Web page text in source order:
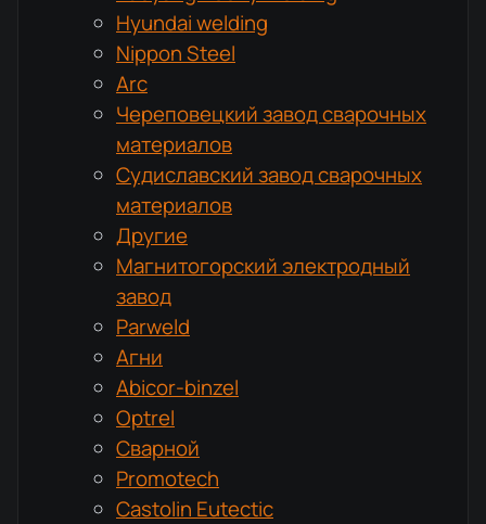
Hyundai welding
Nippon Steel
Arc
Череповецкий завод сварочных
материалов
Судиславский завод сварочных
материалов
Другие
Магнитогорский электродный
завод
Parweld
Агни
Abicor-binzel
Optrel
Сварной
Promotech
Castolin Eutectic